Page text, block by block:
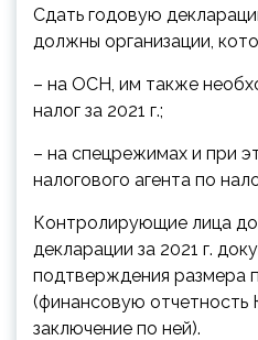
Сдать годовую
должны организации,
– на ОСН, им также
налог за 2021 г.;
– на спецрежимах и при
налогового агента по
Контролирующие лица
декларации за 2021 г.
подтверждения размера
(финансовую
заключение по ней).